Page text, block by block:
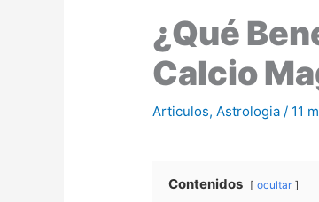
¿Qué
Calcio
Articulos,Astrologia / 11
Contenidos ocultar